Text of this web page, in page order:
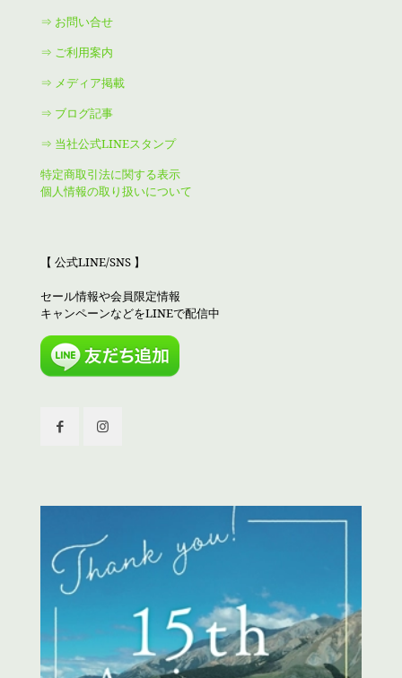
⇒ お問い合せ
⇒ ご利用案内
⇒ メディア掲載
⇒ ブログ記事
⇒ 当社公式LINEスタンプ
特定商取引法に関する表示
個人情報の取り扱いについて
【 公式LINE/SNS 】
セール情報や会員限定情報
キャンペーンなどをLINEで配信中